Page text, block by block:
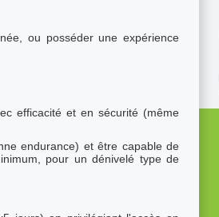
ou posséder une expérience
efficacité et en sécurité (même
endurance) et être capable de
pour un dénivelé type de